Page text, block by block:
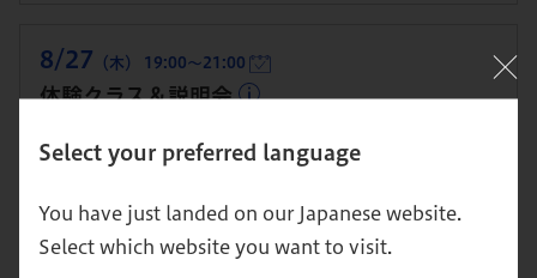
Select your preferred language
You have just landed on our Japanese website.
Select which website you want to visit.
8/27 （木） 19:00～21:00
体験クラス＆説明会
開催：東京校
で1科目から学び始めたい方向け